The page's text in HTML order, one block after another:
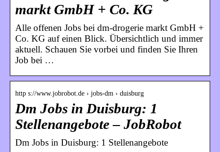
markt GmbH + Co. KG
Alle offenen Jobs bei dm-drogerie markt GmbH +
Co. KG auf einen Blick. Übersichtlich und immer
aktuell. Schauen Sie vorbei und finden Sie Ihren
Job bei …
http s://www.jobrobot.de › jobs-dm › duisburg
Dm Jobs in Duisburg: 1
Stellenangebote – JobRobot
Dm Jobs in Duisburg: 1 Stellenangebote